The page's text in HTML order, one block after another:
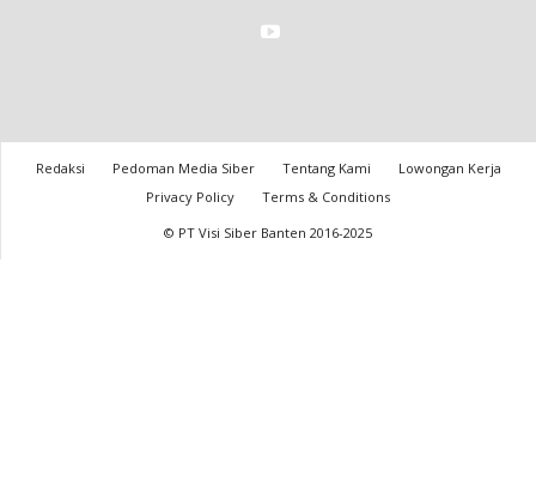
Redaksi Pedoman Media Siber Tentang Kami
Lowongan Kerja
Privacy Policy
Terms & Conditions
© PT Visi Siber Banten 2016-2025